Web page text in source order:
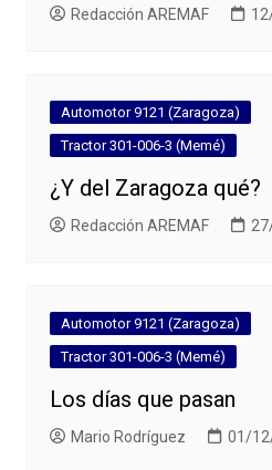
Redacción AREMAF
Automotor 9121 (Zaragoza)
Tractor 301-006-3 (Memé)
¿Y del Zaragoza qué?
Redacción AREMAF
Automotor 9121 (Zaragoza)
Tractor 301-006-3 (Memé)
Los días que pasan
Mario Rodríguez 01/